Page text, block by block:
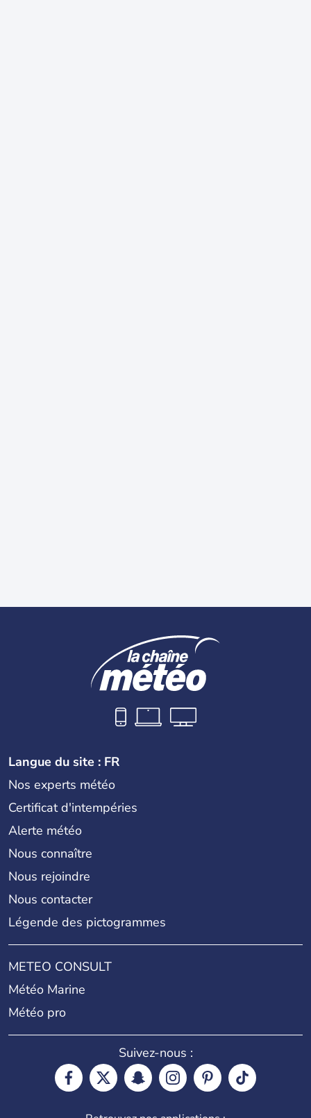
Langue du site : FR
Nos experts météo
Certificat d'intempéries
Alerte météo
Nous connaître
Nous rejoindre
Nous contacter
Légende des pictogrammes
METEO CONSULT
Météo Marine
Météo pro
Suivez-nous :